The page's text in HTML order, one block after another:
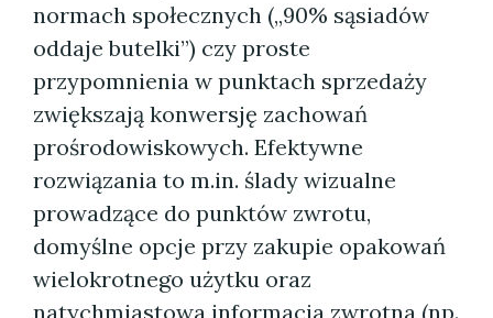
normach społecznych („90% sąsiadów
oddaje butelki”) czy proste
przypomnienia w punktach sprzedaży
zwiększają konwersję zachowań
prośrodowiskowych. Efektywne
rozwiązania to m.in. ślady wizualne
prowadzące do punktów zwrotu,
domyślne opcje przy zakupie opakowań
wielokrotnego użytku oraz
natychmiastowa informacja zwrotna (np.